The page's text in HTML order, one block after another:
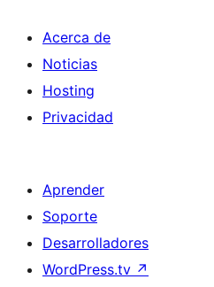
Acerca de
Noticias
Hosting
Privacidad
Aprender
Soporte
Desarrolladores
WordPress.tv ↗